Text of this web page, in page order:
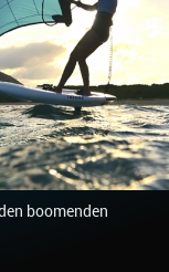
boomenden